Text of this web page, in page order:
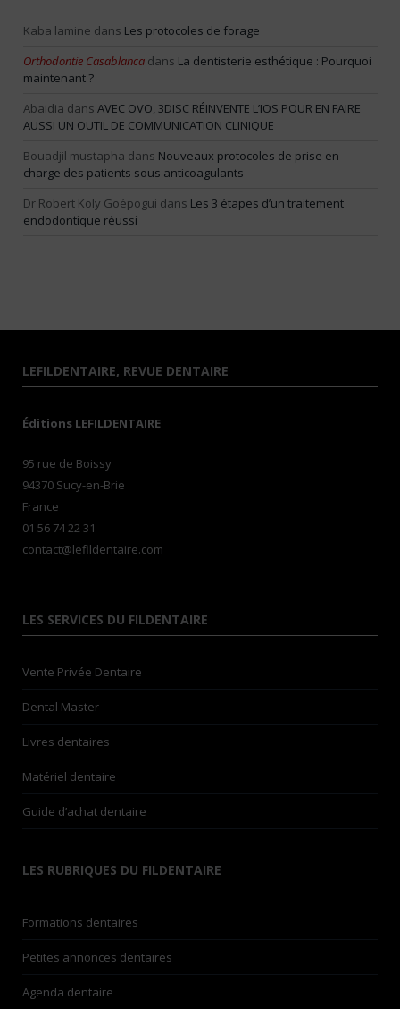
Kaba lamine dans Les protocoles de forage
Orthodontie Casablanca dans La dentisterie esthétique : Pourquoi
maintenant ?
Abaidia dans AVEC OVO, 3DISC RÉINVENTE L’IOS POUR EN FAIRE
AUSSI UN OUTIL DE COMMUNICATION CLINIQUE
Bouadjil mustapha dans Nouveaux protocoles de prise en
charge des patients sous anticoagulants
Dr Robert Koly Goépogui dans Les 3 étapes d’un traitement
endodontique réussi
LEFILDENTAIRE, REVUE DENTAIRE
Éditions LEFILDENTAIRE
95 rue de Boissy
94370 Sucy-en-Brie
France
01 56 74 22 31
contact@lefildentaire.com
LES SERVICES DU FILDENTAIRE
Vente Privée Dentaire
Dental Master
Livres dentaires
Matériel dentaire
Guide d’achat dentaire
LES RUBRIQUES DU FILDENTAIRE
Formations dentaires
Petites annonces dentaires
Agenda dentaire